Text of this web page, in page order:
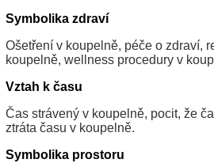
Symbolika zdraví
Ošetření v koupelně, péče o zdraví,
koupelně, wellness procedury v
Vztah k času
Čas strávený v koupelně, pocit, že
ztráta času v koupelně.
Symbolika prostoru